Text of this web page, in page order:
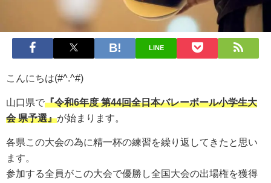
LINE
こんにちは(#^.^#)
山口県で『令和6年度 第44回全日本バレーボール小学生大
会 県予選』が始まります。
各県この大会の為に精一杯の練習を繰り返してきたと思い
ます。
参加する全員がこの大会で優勝し全国大会の出場権を獲得